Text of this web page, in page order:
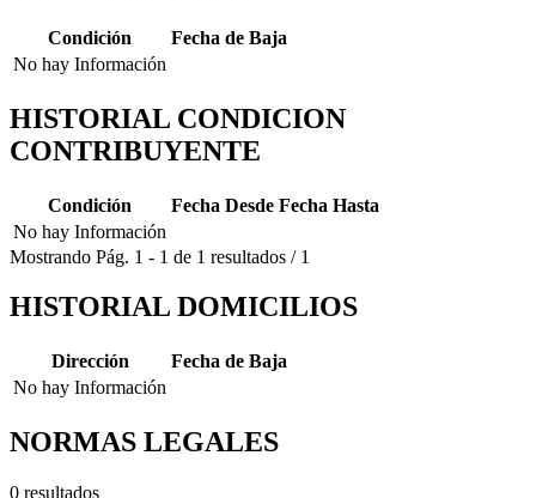
Condición
Fecha de Baja
No hay Información
HISTORIAL CONDICION
CONTRIBUYENTE
Condición Fecha Desde Fecha Hasta
No hay Información
Mostrando Pág. 1 - 1 de 1 resultados / 1
HISTORIAL DOMICILIOS
Dirección
Fecha de Baja
No hay Información
NORMAS LEGALES
0 resultados